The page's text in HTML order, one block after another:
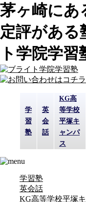
茅ヶ崎にあ
定評がある
ト学院学習
学
習
塾
英
会
話
KG高
等学校
平塚キ
ャンパ
ス
学習塾
英会話
KG高等学校平塚